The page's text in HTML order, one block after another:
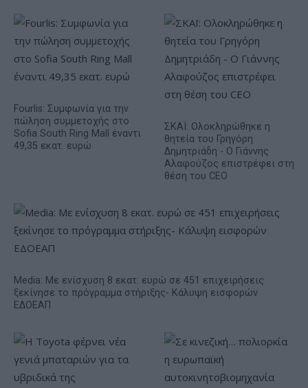
Fourlis: Συμφωνία για την
πώληση συμμετοχής στο
Sofia South Ring Mall έναντι
49,35 εκατ. ευρώ
ΣΚΑΪ: Ολοκληρώθηκε η
θητεία του Γρηγόρη
Δημητριάδη - Ο Γιάννης
Αλαφούζος επιστρέφει στη
θέση του CEO
Media: Με ενίσχυση 8 εκατ. ευρώ σε 451 επιχειρήσεις
ξεκίνησε το πρόγραμμα στήριξης- Κάλυψη εισφορών
ΕΔΟΕΑΠ